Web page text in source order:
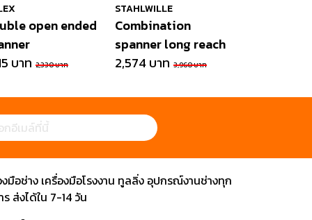
open ended
บาท 2,330 บาท
STAHLWILLE
Combination
spanner long reach
2,574 บาท 3,960 บาท
อช่าง เครื่องมือโรงงาน ทูลลิ่ง อุปกรณ์งานช่างทุก
ส่งได้ใน 7-14 วัน